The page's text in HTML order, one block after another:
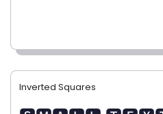
Inverted Squares